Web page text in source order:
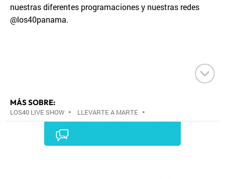
nuestras diferentes programaciones y nuestras redes
@los40panama.
MÁS SOBRE:
LOS40 LIVE SHOW • LLEVARTE A MARTE •
CONCIERTOS•LOS40•GRUPOS MÚSICA•
EVENTOS MUSICALES
•RADIO•AGENDA•PRISA MEDIA•